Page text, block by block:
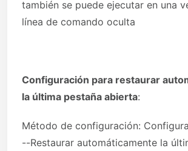
también se puede ejecutar en una
línea de comando oculta
Configuración para restaurar
la última pestaña abierta:
Método de configuración:
--Restaurar automáticamente la